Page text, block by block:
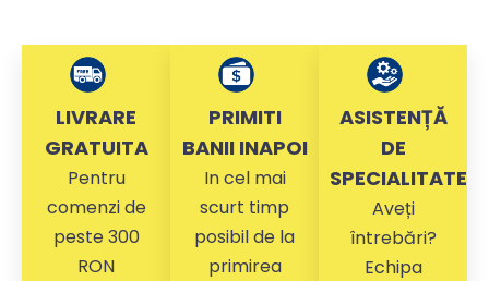
LIVRARE
GRATUITA
Pentru
comenzi de
peste 300
RON
PRIMITI
BANII INAPOI
In cel mai
scurt timp
posibil de la
primirea
ASISTENȚĂ
DE
SPECIALITATE
Aveți
întrebări?
Echipa